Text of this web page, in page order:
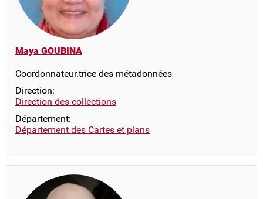
Maya GOUBINA
Coordonnateur.trice des métadonnées
Direction:
Direction des collections
Département:
Département des Cartes et plans